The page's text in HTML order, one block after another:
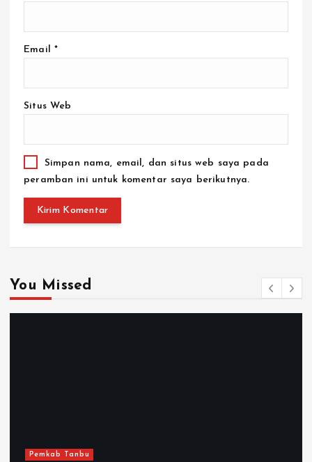
Email *
Situs Web
Simpan nama, email, dan situs web saya pada
peramban ini untuk komentar saya berikutnya.
You Missed
Pemkab Tanbu